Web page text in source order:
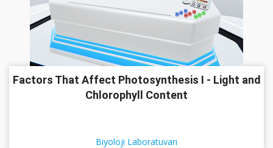
Factors That Affect Photosynthesis I - Light and
Chlorophyll Content
Biyoloji Laboratuvarı